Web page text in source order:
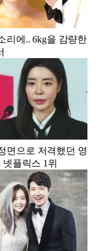
리에.. 6kg을 감량한
면으로 저격했던 영
넷플릭스 1위